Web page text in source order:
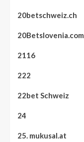
20betschweiz.ch
20Betslovenia.com
2116
222
22bet Schweiz
24
25. mukusal.at